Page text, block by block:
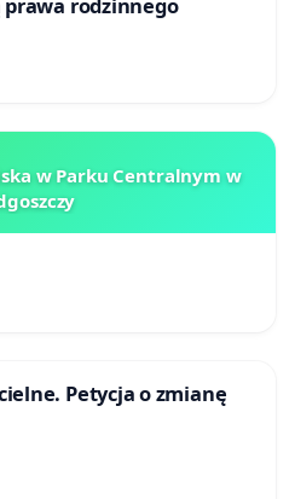
w Parku Centralnym w
Petycja o zmianę